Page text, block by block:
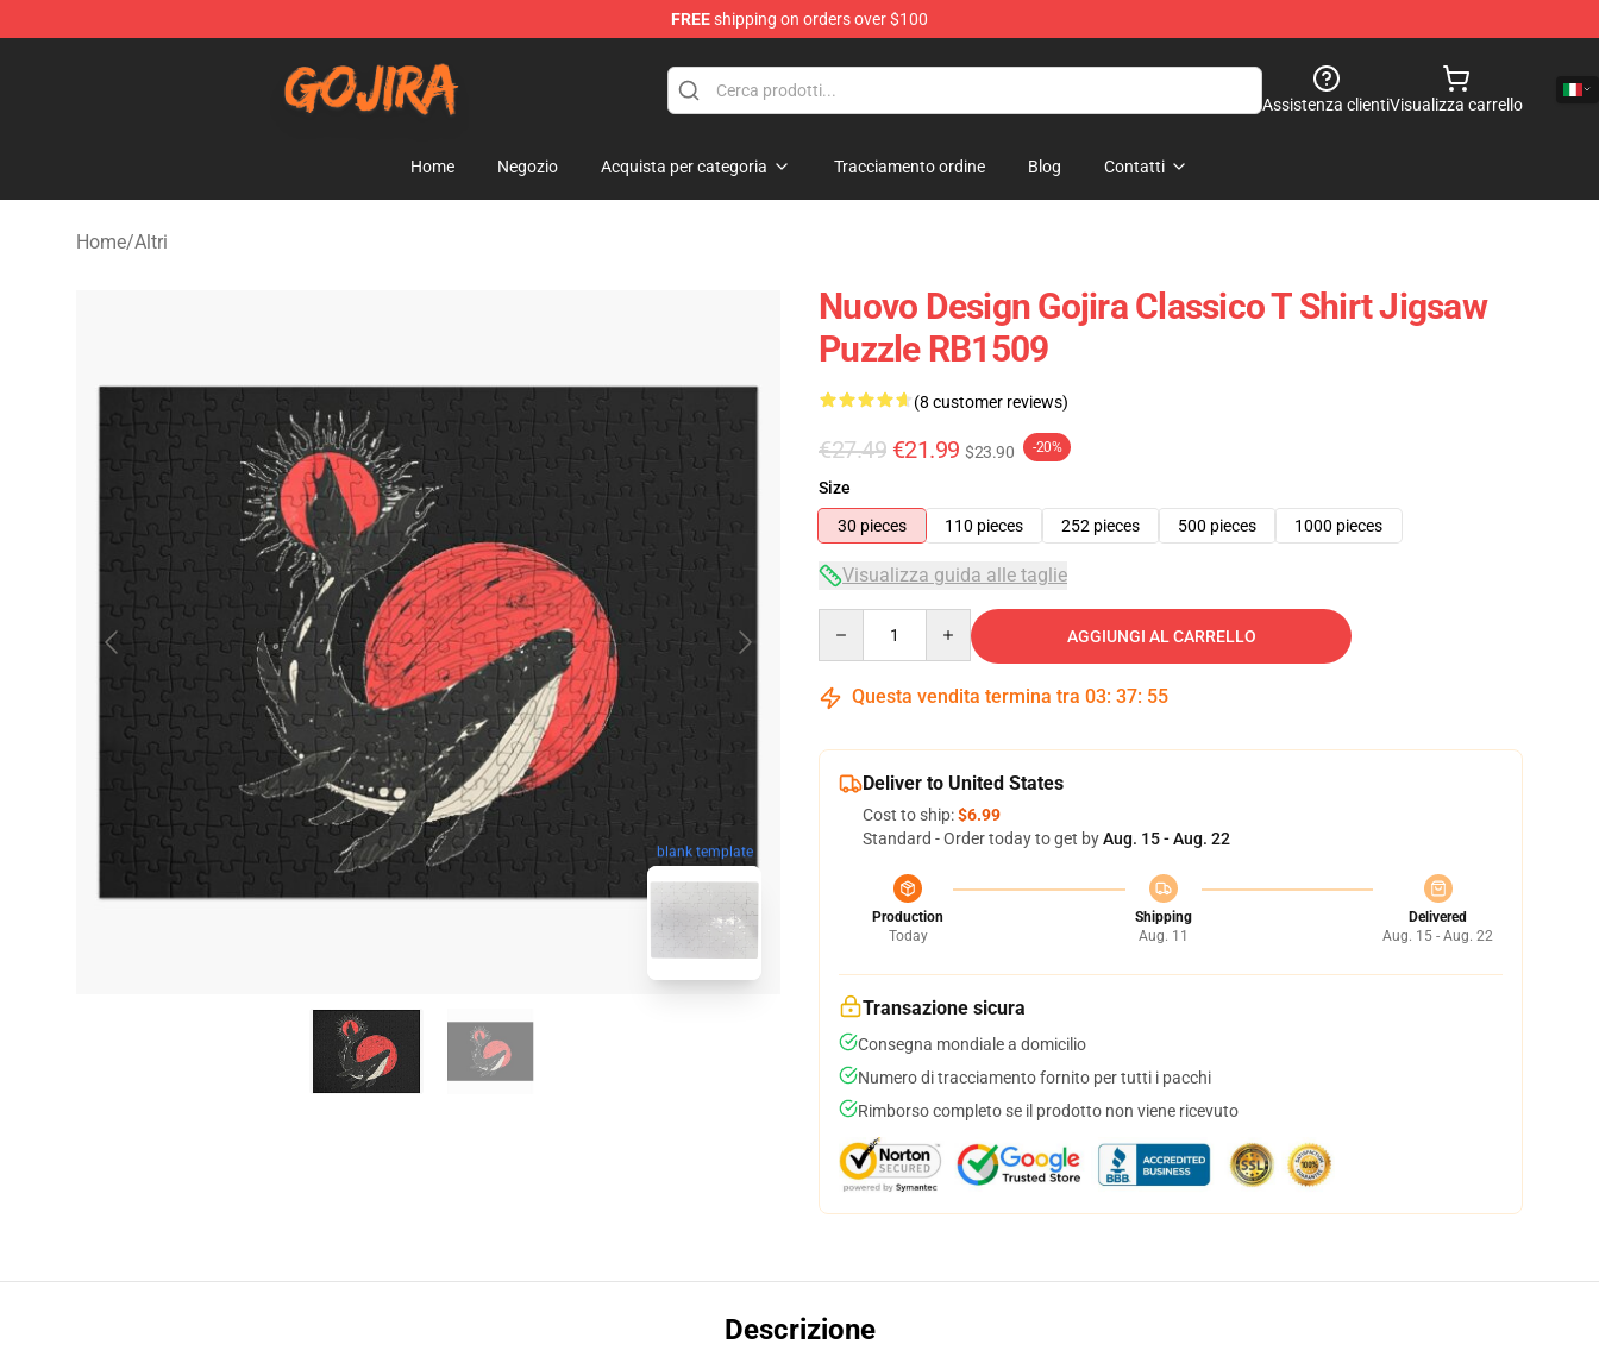
FREEshipping on orders over $100
Assistenza clientiVisualizza carrello
Home Negozio Acquista per categoria Tracciamento ordine Blog Contatti
Home/Altri
blank template
Nuovo Design Gojira Classico T Shirt Jigsaw
Puzzle RB1509
(8 customer reviews)
€27.49 €21.99 $23.90 -20%
Size
30 pieces
110 pieces 252 pieces 500 pieces 1000 pieces
Visualizza guida alle taglie
AGGIUNGI AL CARRELLO
Questa vendita termina tra 03: 37: 54
Deliver to United States
Cost to ship:$6.99
Standard - Order today to get byAug. 15 - Aug. 22
Production
Today
Shipping
Aug. 11
Delivered
Aug. 15 - Aug. 22
Transazione sicura
Consegna mondiale a domicilio
Numero di tracciamento fornito per tutti i pacchi
Rimborso completo se il prodotto non viene ricevuto
Descrizione